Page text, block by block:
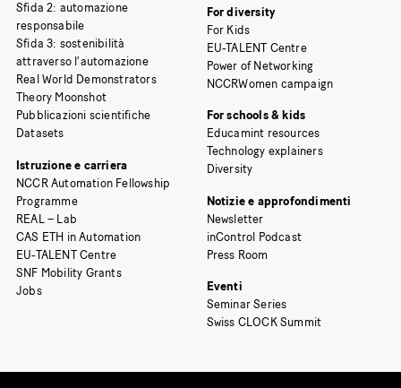
Sfida 2: automazione
responsabile
Sfida 3: sostenibilità
attraverso l’automazione
Real World Demonstrators
Theory Moonshot
Pubblicazioni scientifiche
Datasets
Istruzione e carriera
NCCR Automation Fellowship
Programme
REAL – Lab
CAS ETH in Automation
EU-TALENT Centre
SNF Mobility Grants
Jobs
For diversity
For Kids
EU-TALENT Centre
Power of Networking
NCCRWomen campaign
For schools & kids
Educamint resources
Technology explainers
Diversity
Notizie e approfondimenti
Newsletter
inControl Podcast
Press Room
Eventi
Seminar Series
Swiss CLOCK Summit